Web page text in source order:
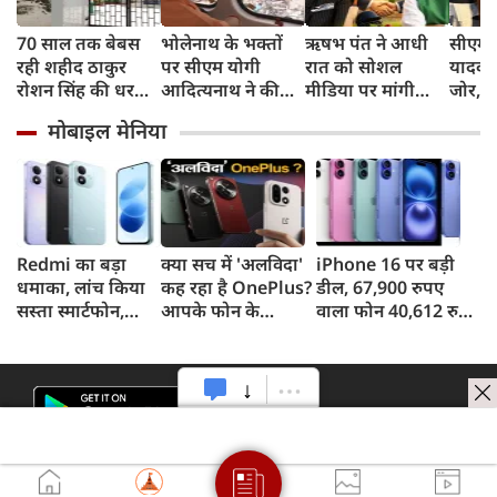
70 साल तक बेबस
रही शहीद ठाकुर
रोशन सिंह की धरती,
मिटा दिया तीन
पीढ़ियों का दर्द
भोलेनाथ के भक्तों
पर सीएम योगी
आदित्यनाथ ने की
ऋषभ पंत ने आधी
रात को सोशल
मीडिया पर मांगी
धामी ने बढ़ाया मदद
का हाथ
सीएम
यादव
जोर,
लिए
सरकार
मोबाइल मेनिया
Redmi का बड़ा
धमाका, लांच किया
सस्ता स्मार्टफोन,
क्या सच में 'अलविदा'
कह रहा है OnePlus?
आपके फोन के
iPhone 16 पर बड़ी
डील, 67,900 रुपए
वाला फोन 40,612 रुपए